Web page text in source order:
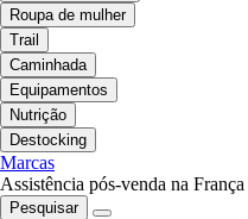
Roupa de mulher
Trail
Caminhada
Equipamentos
Nutrição
Destocking
Marcas
Assistência pós-venda na França
Pesquisar